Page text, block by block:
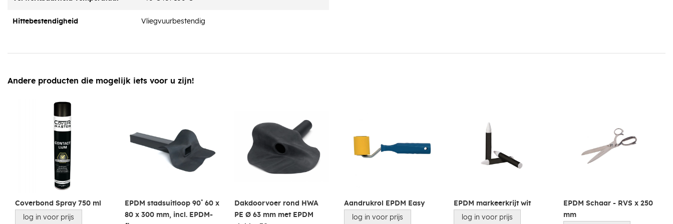
Hittebestendigheid Vliegvuurbestendig
Andere producten die mogelijk iets voor u zijn!
Coverbond Spray 750 ml
log in voor prijs
EPDM stadsuitloop 90˚ 60 x
80 x 300 mm, incl. EPDM-
Dakdoorvoer rond HWA
PE Ø 63 mm met EPDM
Aandrukrol EPDM Easy
log in voor prijs
EPDM markeerkrijt wit
log in voor prijs
EPDM Schaar - RVS x 250
mm